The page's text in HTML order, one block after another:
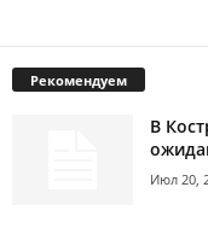
Рекомендуем
В
Июл 20,